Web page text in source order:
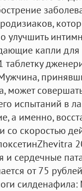
улучшить
капли
таблетку
может
испытаний в
а именно,
со скоростью
сердечные
от 75
силденафила: